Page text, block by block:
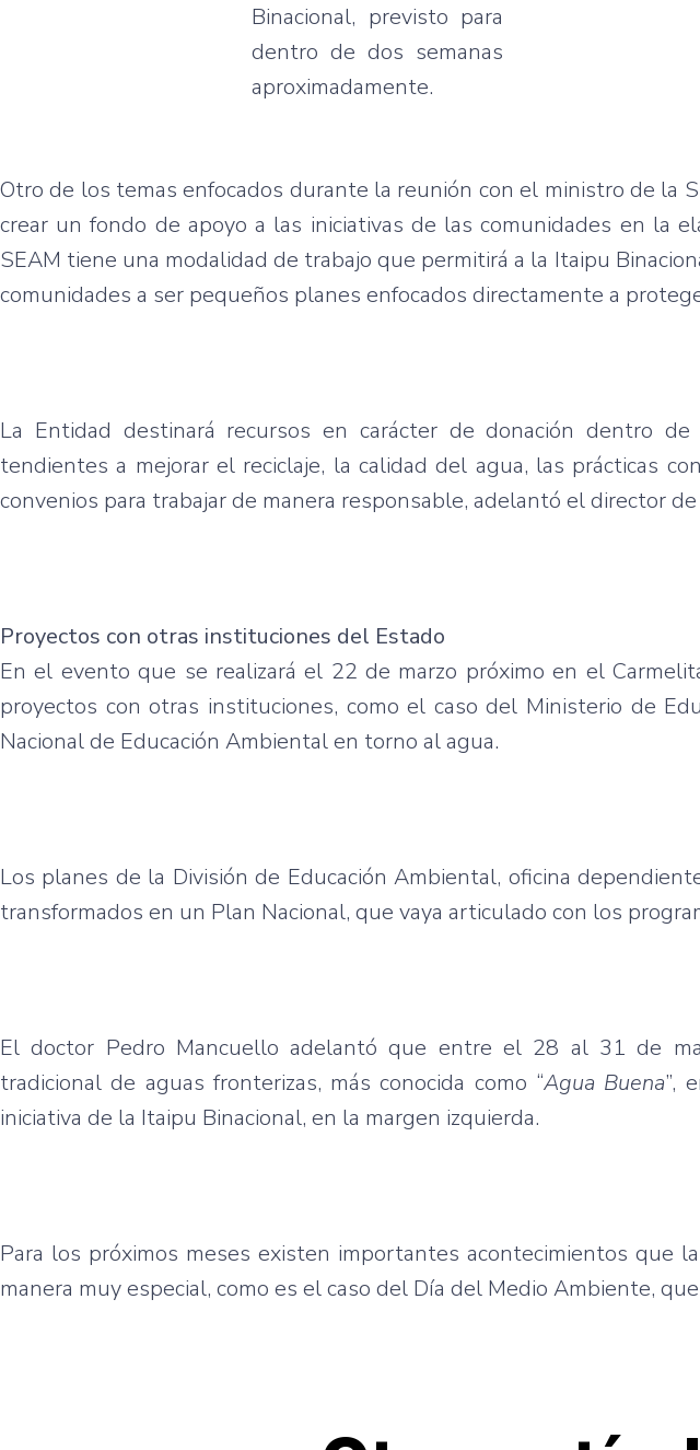
Binacional, previsto para
dentro de dos semanas
aproximadamente.
Otro de los temas enfocados durante la reunión con el ministro de la
crear un fondo de apoyo a las iniciativas de las comunidades en la
SEAM tiene una modalidad de trabajo que permitirá a la Itaipu
comunidades a ser pequeños planes enfocados directamente a
La Entidad destinará recursos en carácter de donación dentro
tendientes a mejorar el reciclaje, la calidad del agua, las prácticas
convenios para trabajar de manera responsable, adelantó el director de
Proyectos con otras instituciones del Estado
En el evento que se realizará el 22 de marzo próximo en el
proyectos con otras instituciones, como el caso del Ministerio de
Nacional de Educación Ambiental en torno al agua.
Los planes de la División de Educación Ambiental, oficina
transformados en un Plan Nacional, que vaya articulado con los
El doctor Pedro Mancuello adelantó que entre el 28 al 31 de
tradicional de aguas fronterizas, más conocida como “Agua Buena”,
iniciativa de la Itaipu Binacional, en la margen izquierda.
Para los próximos meses existen importantes acontecimientos que
manera muy especial, como es el caso del Día del Medio Ambiente,